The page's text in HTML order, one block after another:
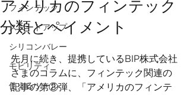
フィンテック
スタートアップ
シリコンバレー
モビリティ
使えるツール
アメリカのフィンテック
分類とペイメント
先月に続き、提携しているBIP株式会社
さまのコラムに、フィンテック関連の
記事の第②弾、「アメリカのフィンテ